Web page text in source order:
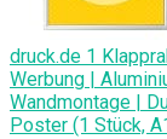
druck.de 1
Werbung |
Wandmontage |
Poster (1 Stück,